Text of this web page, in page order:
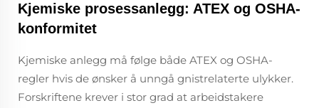
Kjemiske prosessanlegg: ATEX og OSHA-
konformitet
Kjemiske anlegg må følge både ATEX og OSHA-
regler hvis de ønsker å unngå gnistrelaterte ulykker.
Forskriftene krever i stor grad at arbeidstakere